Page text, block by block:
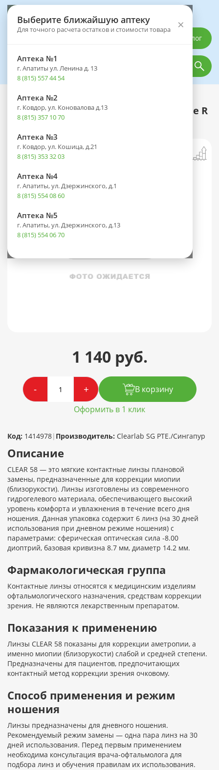
Выберите ближайшую аптеку
Для точного расчета остатков и стоимости товара ×
Аптека №1
г. Апатиты ул. Ленина д. 13
8 (815) 557 44 54
Аптека №2
г. Ковдор, ул. Коновалова д.13
8 (815) 357 10 70
Аптека №3
г. Ковдор, ул. Кошица, д.21
8 (815) 353 32 03
Аптека №4
г. Апатиты, ул. Дзержинского, д.1
8 (815) 554 08 60
Аптека №5
г. Апатиты, ул. Дзержинского, д.13
8 (815) 554 06 70
Каталог
Каталог Оптика
Линзы CLEAR 58 (30 дней) контактные R
8.7 -8,00 №6
1 140 руб.
- +
В корзину
Оформить в 1 клик
Код: 1414978| Производитель: Clearlab SG PTE./Сингапур
Описание
CLEAR 58 — это мягкие контактные линзы плановой
замены, предназначенные для коррекции миопии
(близорукости). Линзы изготовлены из современного
гидрогелевого материала, обеспечивающего высокий
уровень комфорта и увлажнения в течение всего дня
ношения. Данная упаковка содержит 6 линз (на 30 дней
использования при дневном режиме ношения) с
параметрами: сферическая оптическая сила -8.00
диоптрий, базовая кривизна 8.7 мм, диаметр 14.2 мм.
Фармакологическая группа
Контактные линзы относятся к медицинским изделиям
офтальмологического назначения, средствам коррекции
зрения. Не являются лекарственным препаратом.
Показания к применению
Линзы CLEAR 58 показаны для коррекции аметропии, а
именно миопии (близорукости) слабой и средней степени.
Предназначены для пациентов, предпочитающих
контактный метод коррекции зрения очковому.
Способ применения и режим
ношения
Линзы предназначены для дневного ношения.
Рекомендуемый режим замены — одна пара линз на 30
дней использования. Перед первым применением
необходима консультация врача-офтальмолога для
подбора линз и обучения правилам их использования.